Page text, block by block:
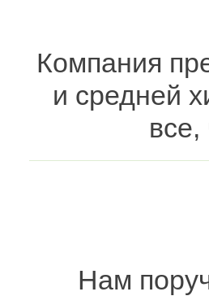
Компания
и средней
Нам